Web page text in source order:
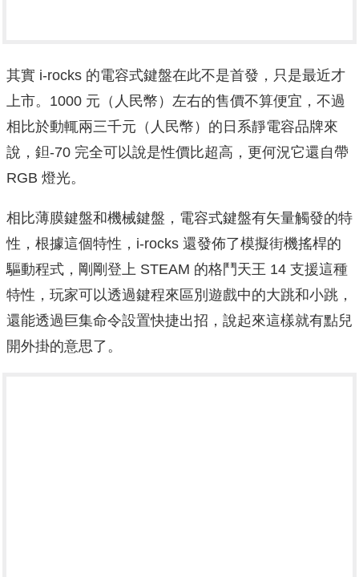
其實 i-rocks 的電容式鍵盤在此不是首發，只是最近才
上市。1000 元（人民幣）左右的售價不算便宜，不過
相比於動輒兩三千元（人民幣）的日系靜電容品牌來
說，鉭-70 完全可以說是性價比超高，更何況它還自帶
RGB 燈光。
相比薄膜鍵盤和機械鍵盤，電容式鍵盤有矢量觸發的特
性，根據這個特性，i-rocks 還發佈了模擬街機搖桿的
驅動程式，剛剛登上 STEAM 的格鬥天王 14 支援這種
特性，玩家可以透過鍵程來區別遊戲中的大跳和小跳，
還能透過巨集命令設置快捷出招，說起來這樣就有點兒
開外掛的意思了。